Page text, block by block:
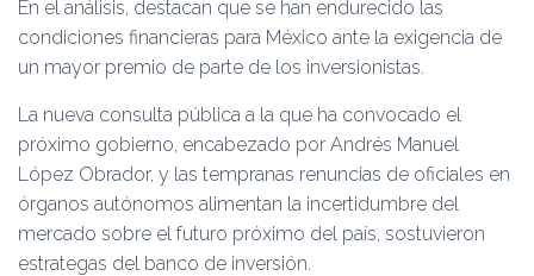
En el análisis, destacan que se han endurecido las
condiciones financieras para México ante la exigencia de
un mayor premio de parte de los inversionistas.
La nueva consulta pública a la que ha convocado el
próximo gobierno, encabezado por Andrés Manuel
López Obrador, y las tempranas renuncias de oficiales en
órganos autónomos alimentan la incertidumbre del
mercado sobre el futuro próximo del país, sostuvieron
estrategas del banco de inversión.